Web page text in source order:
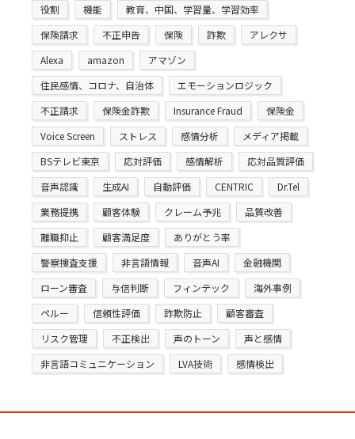
役割
機能
教育、中国、学習量、学習効率
保険請求
不正申告 保険 詐欺
アレクサ
Alexa
amazon
アマゾン
住民感情、コロナ、自治体
エモーションロジック
不正請求
保険金詐欺 Insurance Fraud
保険金
Voice Screen
ストレス 感情分析
メディア掲載
BSテレビ東京
応対評価 感情解析
応対品質評価
音声認識
生成AI 自動評価 CENTRIC
Dr.Tel
業務提携
顧客体験 クレーム予兆
品質改善
離職抑止
顧客満足度
ありがとう率
警察捜査支援
非言語情報 音声AI
金融機関
ローン審査
与信判断 フィンテック
海外事例
ペルー
信頼性評価 詐欺防止
顧客審査
リスク管理
不正検出 声のトーン
声と感情
非言語コミュニケーション
LVA技術 感情検出